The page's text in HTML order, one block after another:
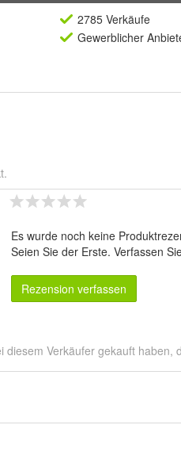
2785 Verkäufe
Gewerblicher
Es wurde noch keine
Seien Sie der Erste. Verfassen
Rezension verfassen
diesem Verkäufer gekauft haben,